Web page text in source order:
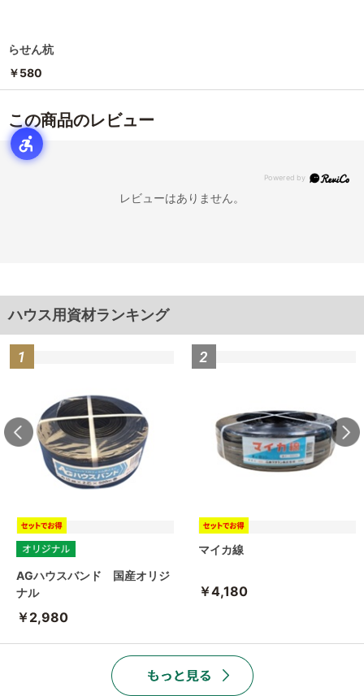
らせん杭
￥580
この商品のレビュー
レビューはありません。
ハウス用資材ランキング
AGハウスバンド 国産オリジ
ナル
￥2,980
マイカ線
￥4,180